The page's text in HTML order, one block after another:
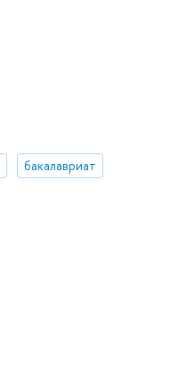
бакалавриат